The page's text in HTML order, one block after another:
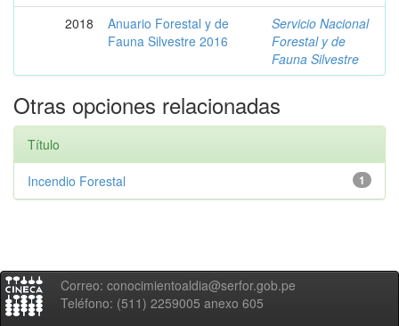
2018
Anuario Forestal y de
Fauna Silvestre 2016
Servicio Nacional
Forestal y de
Fauna Silvestre
Otras opciones relacionadas
Título
1
Incendio Forestal
Correo: conocimientoaldia@serfor.gob.pe
Teléfono: (511) 2259005 anexo 605